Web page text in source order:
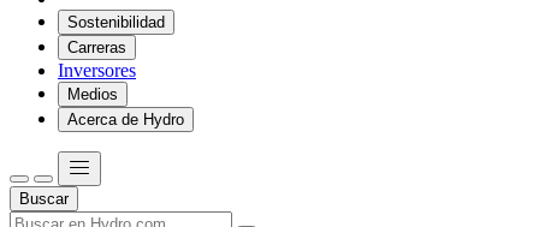
Sostenibilidad
Carreras
Inversores
Medios
Acerca de Hydro
Buscar